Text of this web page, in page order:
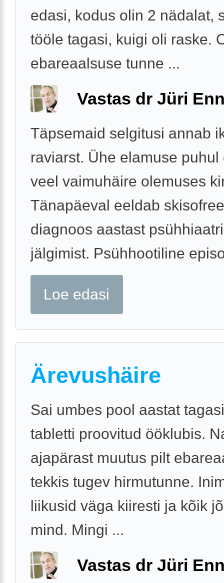
edasi, kodus olin 2 nädalat,
tööle tagasi, kuigi oli raske.
ebareaalsuse tunne ...
Vastas dr Jüri
Täpsemaid selgitusi annab
raviarst. Ühe elamuse puhul
veel vaimuhäire olemuses
Tänapäeval eeldab
diagnoos aastast
jälgimist. Psühhootiline
Loe edasi
Ärevushäire
Sai umbes pool aastat
tabletti proovitud ööklubis.
ajapärast muutus pilt
tekkis tugev hirmutunne.
liikusid väga kiiresti ja kõik
mind. Mingi ...
Vastas dr Jüri